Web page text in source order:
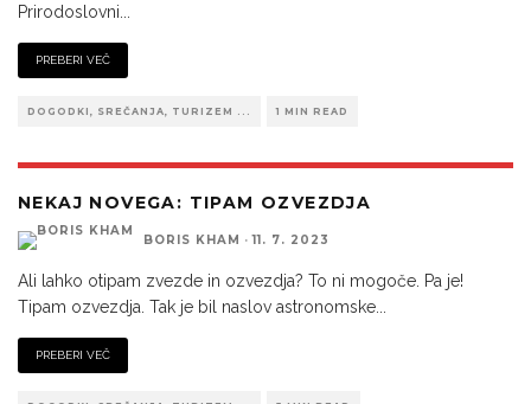
Prirodoslovni
PREBERI VEČ
DOGODKI, SREČANJA, TURIZEM ... 1 MIN READ
NEKAJ NOVEGA: TIPAM OZVEZDJA
BORIS KHAM · 11. 7. 2023
Ali lahko otipam zvezde in ozvezdja? To ni mogoče. Pa je!
Tipam ozvezdja. Tak je bil naslov astronomske
PREBERI VEČ